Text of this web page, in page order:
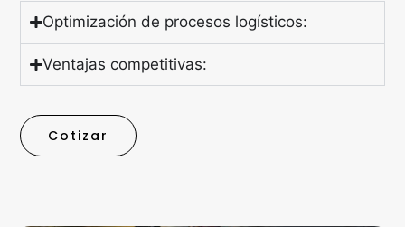
Optimización de procesos logísticos:
Ventajas competitivas:
Cotizar